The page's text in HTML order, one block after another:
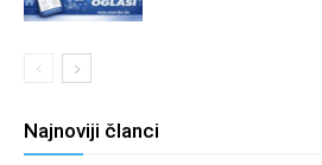
Najnoviji članci